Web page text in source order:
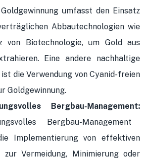
umfasst den Einsatz
Abbautechnologien wie
von Biotechnologie, um Gold aus
Eine andere nachhaltige
die Verwendung von Cyanid-freien
Goldgewinnung.
Bergbau-Management:
Bergbau-Management
Implementierung von effektiven
zur Vermeidung, Minimierung oder